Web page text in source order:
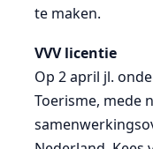
te maken.
VVV licentie
Op 2 april jl.
Toerisme, mede